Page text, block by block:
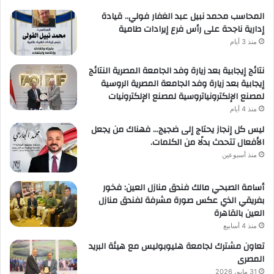
المحاسب محمد نبيل عبد الغفار فولي.. قيادة
إدارية ناجحة على رأس فرع إيرادات طامية
منذ 3 أيام
نتائج إيجابية بعد زيارة وفد الجامعة المصرية النتائج
إيجابية بعد زيارة وفد الجامعة المصرية الروسية
لمصنع الإلكترونياتروسية لمصنع الإلكترونيات
منذ 4 أيام
ليس كل إنجاز يحتاج إلى ضجيج… فهناك من يجعل
الأفعال تتحدث بدلًا من الكلمات.
منذ أسبوعين
أسامة الصبحي مالك فندق منازل العين: فخور
بفريقي الذي عكس صورة مشرفة لفندق منازل
العين بالقاهرة
منذ 4 أسابيع
تعاون مشترك لجامعة هليوبوليس مع هيئة البريد
المصرى
31 مايو، 2026